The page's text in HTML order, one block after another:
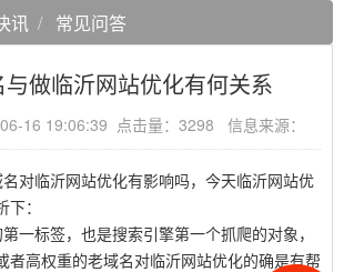
讯 常见问答
做临沂网站优化有何关系
16 19:06:39 点击量：3298 信息来源：
对临沂网站优化有影响吗，今天临沂网站优
：
一标签，也是搜索引擎第一个抓爬的对象，
者高权重的老域名对临沂网站优化的确是有帮